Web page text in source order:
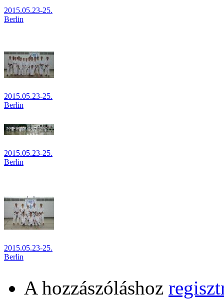
2015.05.23-25.
Berlin
2015.05.23-25.
Berlin
2015.05.23-25.
Berlin
2015.05.23-25.
Berlin
A hozzászóláshoz